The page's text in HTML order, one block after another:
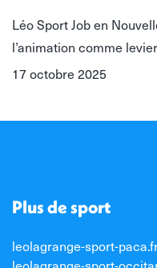
Léo Sport Job en
l’animation comme
17 octobre 2025
Plus de sport
leolagrange-sport-